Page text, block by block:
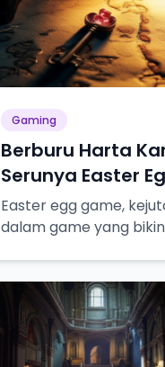
Gaming
Berburu Harta
Serunya Easter
Easter egg game,
dalam game yang